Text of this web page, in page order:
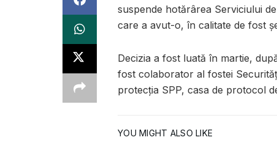
suspende hotărârea Serviciului
care a avut-o, în calitate de fost
Decizia a fost luată în martie,
fost colaborator al fostei
protecţia SPP, casa de protocol
YOU MIGHT ALSO LIKE